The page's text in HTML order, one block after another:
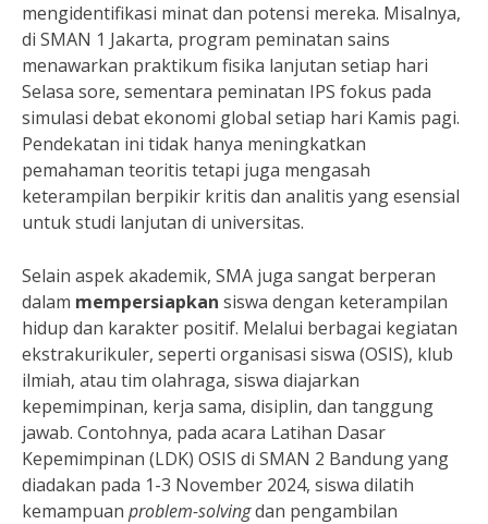
mengidentifikasi minat dan potensi mereka. Misalnya,
di SMAN 1 Jakarta, program peminatan sains
menawarkan praktikum fisika lanjutan setiap hari
Selasa sore, sementara peminatan IPS fokus pada
simulasi debat ekonomi global setiap hari Kamis pagi.
Pendekatan ini tidak hanya meningkatkan
pemahaman teoritis tetapi juga mengasah
keterampilan berpikir kritis dan analitis yang esensial
untuk studi lanjutan di universitas.
Selain aspek akademik, SMA juga sangat berperan
dalam mempersiapkan siswa dengan keterampilan
hidup dan karakter positif. Melalui berbagai kegiatan
ekstrakurikuler, seperti organisasi siswa (OSIS), klub
ilmiah, atau tim olahraga, siswa diajarkan
kepemimpinan, kerja sama, disiplin, dan tanggung
jawab. Contohnya, pada acara Latihan Dasar
Kepemimpinan (LDK) OSIS di SMAN 2 Bandung yang
diadakan pada 1-3 November 2024, siswa dilatih
kemampuan problem-solvingdan pengambilan